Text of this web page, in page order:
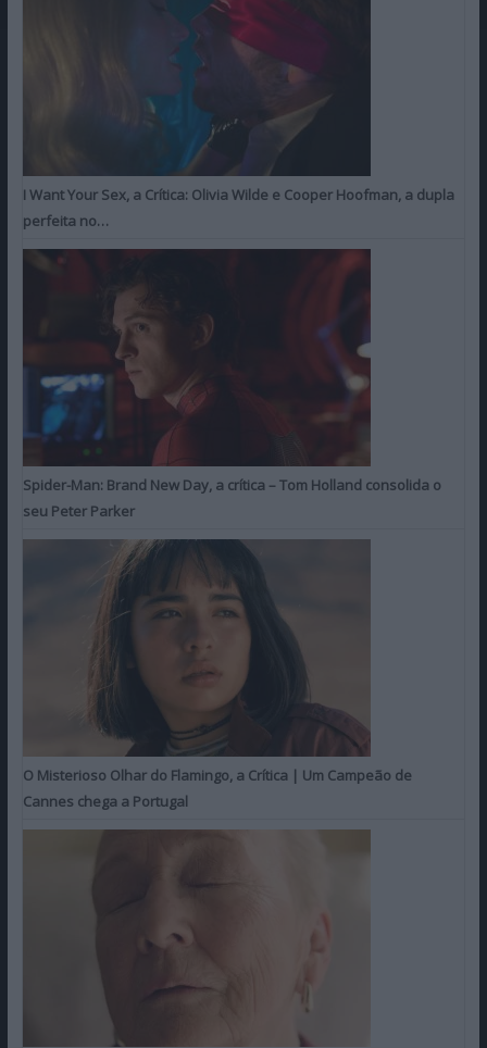
I Want Your Sex, a Crítica: Olivia Wilde e Cooper Hoofman, a dupla
perfeita no…
Spider-Man: Brand New Day, a crítica – Tom Holland consolida o
seu Peter Parker
O Misterioso Olhar do Flamingo, a Crítica | Um Campeão de
Cannes chega a Portugal